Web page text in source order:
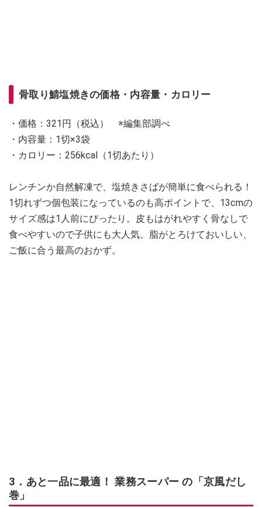
骨取り鯖塩焼きの価格・内容量・カロリー
・価格：321円（税込） ※編集部調べ
・内容量：1切×3袋
・カロリー：256kcal（1切あたり）
レンチンか自然解凍で、塩焼きさばが簡単に食べられる！
1切れずつ個包装になっているのも高ポイントで、13cmの
サイズ感は1人前にぴったり。皮もはがれやすく骨なしで
食べやすいので子供にも大人気。脂がとろけておいしい、
ご飯に合う最高のおかず。
3．あと一品に最適！ 業務スーパー の「京風だし
巻」